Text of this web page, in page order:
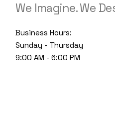
We Imagine. We
Business Hours:
Sunday - Thursday
9:00 AM - 6:00 PM